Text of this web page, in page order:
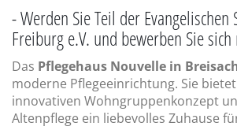
- Werden Sie Teil der Evangelischen
Freiburg e.V. und bewerben Sie
Das Pflegehaus Nouvelle in
moderne Pflegeeinrichtung. Sie
innovativen Wohngruppenkonzept
Altenpflege ein liebevolles Zuhause